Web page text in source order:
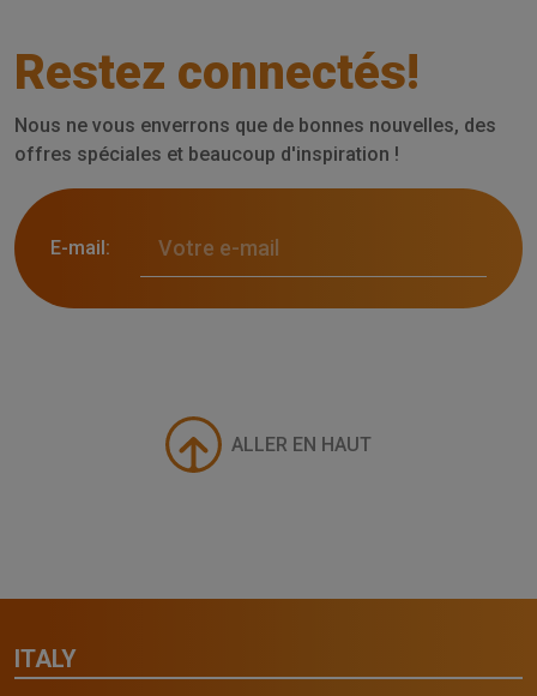
Restez connectés!
Nous ne vous enverrons que de bonnes nouvelles, des
offres spéciales et beaucoup d'inspiration !
E-mail:
ALLER EN HAUT
ITALY